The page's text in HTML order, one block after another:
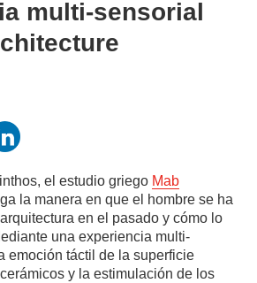
multi-sensorial
el estudio griego Mab
la manera en que el hombre se ha
en el pasado y cómo lo
una experiencia multi-
emoción táctil de la superficie
y la estimulación de los